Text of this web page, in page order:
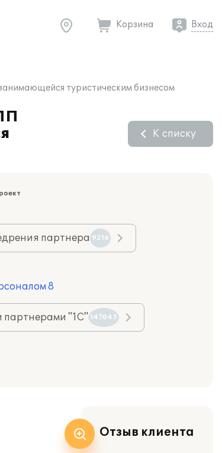
Корзина Вход
туристическим бизнесом
К списку
партнера 9216
8
партнерами "1С" 147043
Отзыв клиента